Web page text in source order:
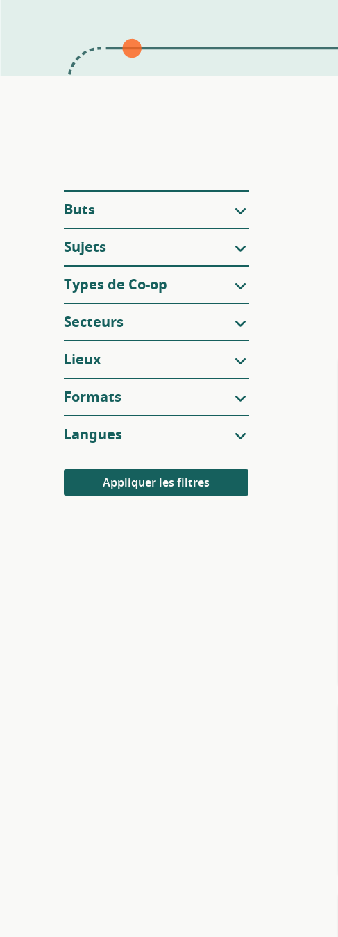
Filtres
Buts
Sujets
Types de Co-op
Secteurs
Lieux
Formats
Langues
Appliquer les filtres